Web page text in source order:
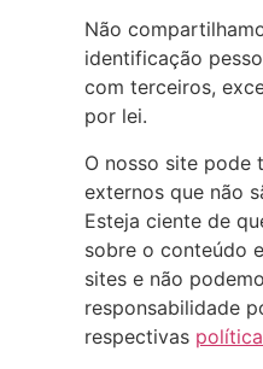
Não
identificação
com terceiros,
por lei.
O nosso site pode
externos que não
Esteja ciente de
sobre o conteúdo
sites e não
responsabilidade
respectivas